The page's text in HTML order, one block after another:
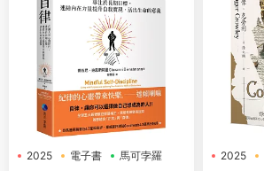
2025 電子書 馬可孛羅 2025